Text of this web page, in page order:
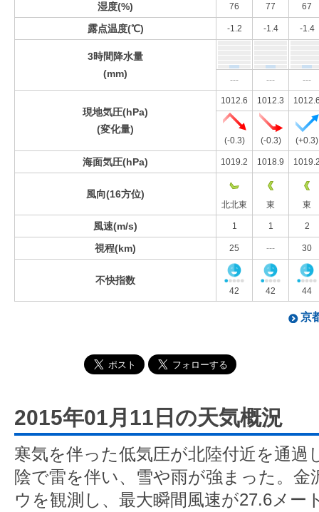
湿度(%) 76 77 67
露点温度(℃) -1.2 -1.4 -1.4
3時間降水量
(mm)
--- --- ---
現地気圧(hPa)
(変化量)
1012.6 1012.3
(-0.3) (-0.3) (+0.3)
海面気圧(hPa) 1019.2 1018.9
風向(16方位)
北北東 東 東
風速(m/s) 1 1 2
視程(km) 25 --- 30
不快指数
42 42 44
京
2015年01月11日の天気概況
寒気を伴った低気圧が北陸付近を通過
陰で雷を伴い、雪や雨が強まった。
ウを観測し、最大瞬間風速が27.6メー